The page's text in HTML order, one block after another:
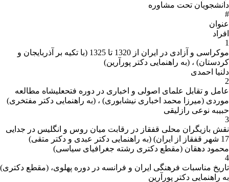
دانشجویان تحت مشاوره
#
عنوان
افراد
1
موکراسی و آزادی در ایران از 1320 تا 1325 (با تکیه بر آذربایجان و
کردستان) ، (به راهنمایی دکتر پورآرین)
دلنیا احمدی
2
عامل و تقابل علمای اصولی و اخباری در دوره فتحعلیشاه مطالعه
موردی (میرزا محمد اخباری نیشابوری) ، (به راهنمایی دکتر مفتخری)
حبیبه نوعی رازلیقی
3
نقش بازیگران محلی قفقاز در رقابت میان روس و انگلیس در جدایی
17 شهر قفقاز از ایران) (به راهنمایی دکتر عبدی و دکتر متقی)
محمود دهقان (مقطع دکتری رشته جغرافیای سیاسی)
4
تاریخ مناسبات فرهنگی ایران و فرانسه در دوره پهلوی، (مقطع دکتری)
به راهنمایی دکتر پورآرین